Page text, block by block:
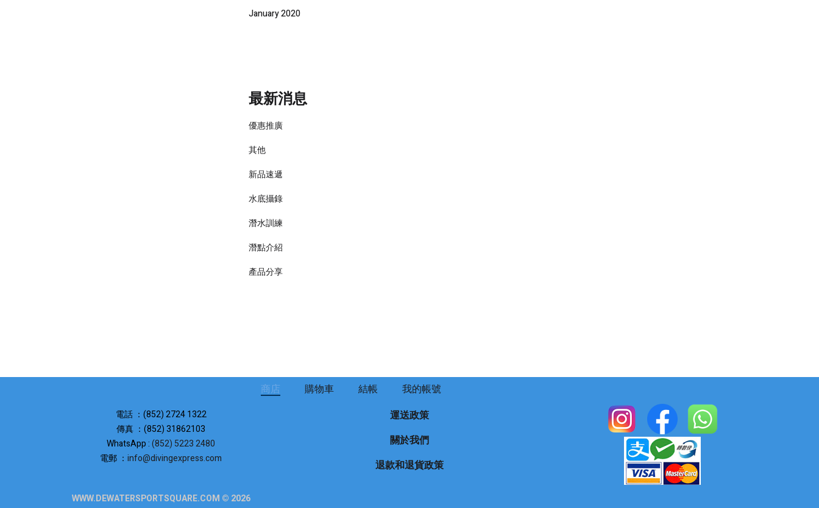
January 2020
最新消息
優惠推廣
其他
新品速遞
水底攝錄
潛水訓練
潛點介紹
產品分享
商店 購物車 結帳 我的帳號
電話 ：(852) 2724 1322
傳真 ：(852) 31862103
WhatsApp :(852) 5223 2480
電郵 ： info@divingexpress.com
運送政策
關於我們
退款和退貨政策
WWW.DEWATERSPORTSQUARE.COM © 2026